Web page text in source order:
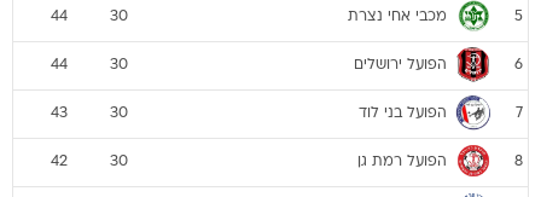
5 מכבי אחי נצרת 30
44
6 הפועל ירושלים 30
44
7 הפועל בני לוד 30
43
8 הפועל רמת גן 30
42